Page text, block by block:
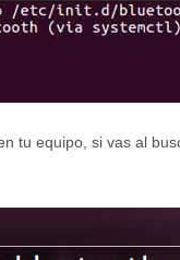
tu equipo, si vas al